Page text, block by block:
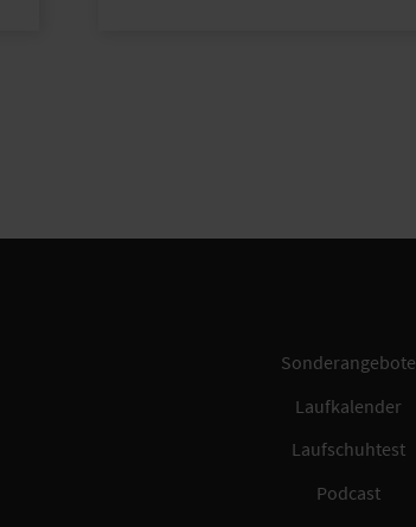
Sonderangebote
Laufkalender
Laufschuhtest
Podcast